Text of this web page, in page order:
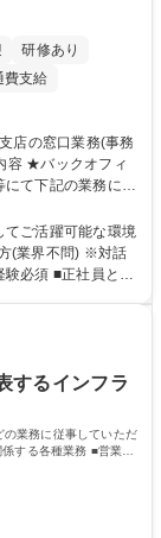
研修あり
費支給
て下記の業務に従
の受付・オペレ
務紹介：ご応募前
career/circle/
ご活躍可能な環境
(業界不問) ※対話
員とし
択肢があり、公募
ャーが浸透してい
するインフラ
業務に従事していただ
する各種業務 ■営業部